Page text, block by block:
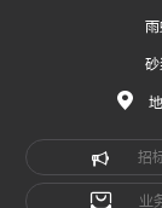
雨
砂
招
业